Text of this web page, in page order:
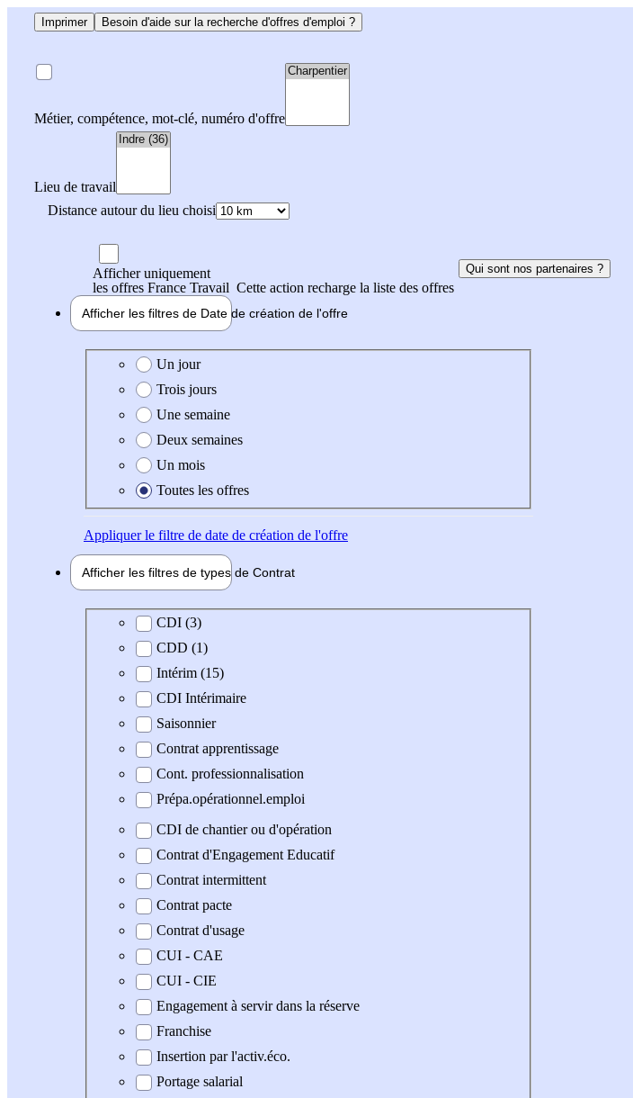
Imprimer Besoin d'aide sur la recherche d'offres d'emploi ?
Métier, compétence, mot-clé, numéro d'offre
Lieu de travail
Distance autour du lieu choisi
Afficher uniquement
les offres France Travail Cette action recharge la liste des offres
Qui sont nos partenaires ?
Afficher les filtres de Date de création de l'offre
Date de création de l'offre
Un jour
Trois jours
Une semaine
Deux semaines
Un mois
Toutes les offres
Appliquerle filtre de date de création de l'offre
Afficher les filtres de types de Contrat
Type de contrat
CDI (3)
CDD (1)
Intérim (15)
CDI Intérimaire
Saisonnier
Contrat apprentissage
Cont. professionnalisation
Prépa.opérationnel.emploi
CDI de chantier ou d'opération
Contrat d'Engagement Educatif
Contrat intermittent
Contrat pacte
Contrat d'usage
CUI - CAE
CUI - CIE
Engagement à servir dans la réserve
Franchise
Insertion par l'activ.éco.
Portage salarial